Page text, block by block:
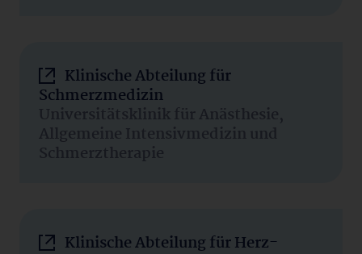
Klinische Abteilung für
Schmerzmedizin
Universitätsklinik für Anästhesie,
Allgemeine Intensivmedizin und
Schmerztherapie
Klinische Abteilung für Herz-